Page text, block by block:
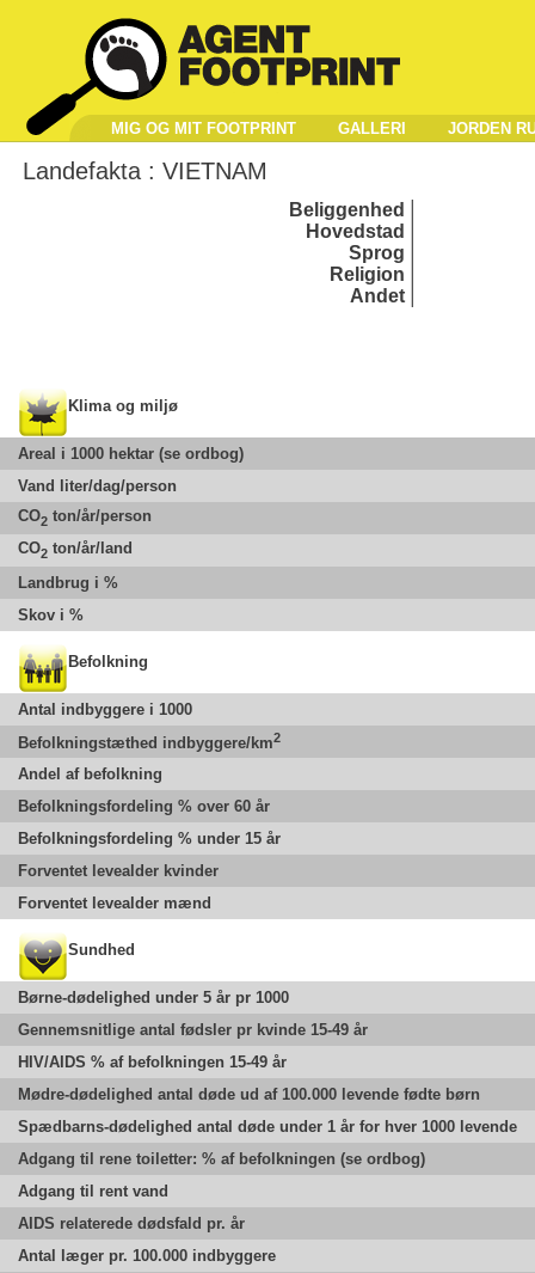
MIG OG MIT FOOTPRINT GALLERI JORDEN
Landefakta : VIETNAM
Beliggenhed
Hovedstad
Sprog
Religion
Andet
Klima og miljø
Areal i 1000 hektar (se ordbog)
Vand liter/dag/person
CO2 ton/år/person
CO2 ton/år/land
Landbrug i %
Skov i %
Befolkning
Antal indbyggere i 1000
Befolkningstæthed indbyggere/km2
Andel af befolkning
Befolkningsfordeling % over 60 år
Befolkningsfordeling % under 15 år
Forventet levealder kvinder
Forventet levealder mænd
Sundhed
Børne-dødelighed under 5 år pr 1000
Gennemsnitlige antal fødsler pr kvinde 15-49 år
HIV/AIDS % af befolkningen 15-49 år
Mødre-dødelighed antal døde ud af 100.000 levende fødte børn
Spædbarns-dødelighed antal døde under 1 år for hver 1000 levende
Adgang til rene toiletter: % af befolkningen (se ordbog)
Adgang til rent vand
AIDS relaterede dødsfald pr. år
Antal læger pr. 100.000 indbyggere